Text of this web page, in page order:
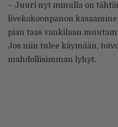
– Juuri nyt minulla on
livekokoonpanon
pian taas vankilaan
Jos niin tulee käymään,
mahdollisimman lyhyt.